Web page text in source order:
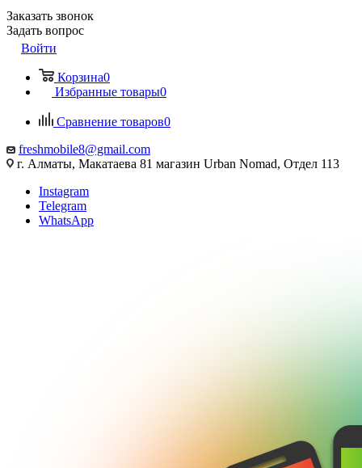
Заказать звонок
Задать вопрос
Войти
Корзина0
Избранные товары0
Сравнение товаров0
freshmobile8@gmail.com
г. Алматы, Макатаева 81 магазин Urban Nomad, Отдел 113
Instagram
Telegram
WhatsApp